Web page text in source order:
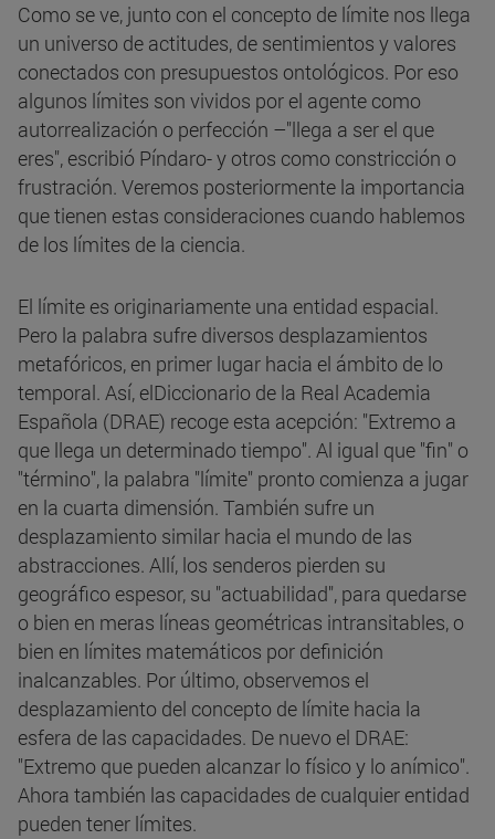
Como se ve, junto con el concepto de límite nos llega
un universo de actitudes, de sentimientos y valores
conectados con presupuestos ontológicos. Por eso
algunos límites son vividos por el agente como
autorrealización o perfección –"llega a ser el que
eres", escribió Píndaro- y otros como constricción o
frustración. Veremos posteriormente la importancia
que tienen estas consideraciones cuando hablemos
de los límites de la ciencia.
El límite es originariamente una entidad espacial.
Pero la palabra sufre diversos desplazamientos
metafóricos, en primer lugar hacia el ámbito de lo
temporal. Así, elDiccionario de la Real Academia
Española (DRAE) recoge esta acepción: "Extremo a
que llega un determinado tiempo". Al igual que "fin" o
"término", la palabra "límite" pronto comienza a jugar
en la cuarta dimensión. También sufre un
desplazamiento similar hacia el mundo de las
abstracciones. Allí, los senderos pierden su
geográfico espesor, su "actuabilidad", para quedarse
o bien en meras líneas geométricas intransitables, o
bien en límites matemáticos por definición
inalcanzables. Por último, observemos el
desplazamiento del concepto de límite hacia la
esfera de las capacidades. De nuevo el DRAE:
"Extremo que pueden alcanzar lo físico y lo anímico".
Ahora también las capacidades de cualquier entidad
pueden tener límites.